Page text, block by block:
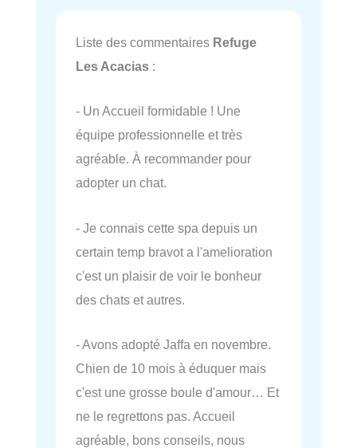
Liste des commentaires Refuge
Les Acacias :
- Un Accueil formidable ! Une
équipe professionnelle et très
agréable. À recommander pour
adopter un chat.
- Je connais cette spa depuis un
certain temp bravot a l'amelioration
c'est un plaisir de voir le bonheur
des chats et autres.
- Avons adopté Jaffa en novembre.
Chien de 10 mois à éduquer mais
c'est une grosse boule d'amour… Et
ne le regrettons pas. Accueil
agréable, bons conseils, nous